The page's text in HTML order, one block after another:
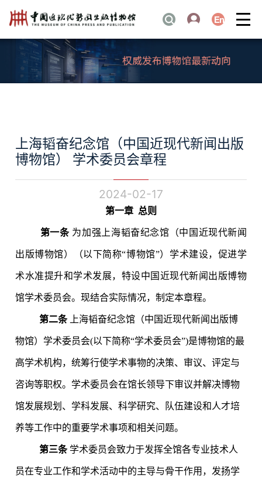
上海韬奋纪念馆（中国近现代新闻出版
博物馆） 学术委员会章程
2024-02-17
第一章 总则
第一条 为加强上海韬奋纪念馆（中国近现代新闻
出版博物馆）（以下简称“博物馆”）学术建设，促进学
术水准提升和学术发展，特设中国近现代新闻出版博物
馆学术委员会。现结合实际情况，制定本章程。
第二条 上海韬奋纪念馆（中国近现代新闻出版博
物馆）学术委员会(以下简称“学术委员会”)是博物馆的最
高学术机构，统筹行使学术事物的决策、审议、评定与
咨询等职权。学术委员会在馆长领导下审议并解决博物
馆发展规划、学科发展、科学研究、队伍建设和人才培
养等工作中的重要学术事项和相关问题。
第三条 学术委员会致力于发挥全馆各专业技术人
员在专业工作和学术活动中的主导与骨干作用，发扬学